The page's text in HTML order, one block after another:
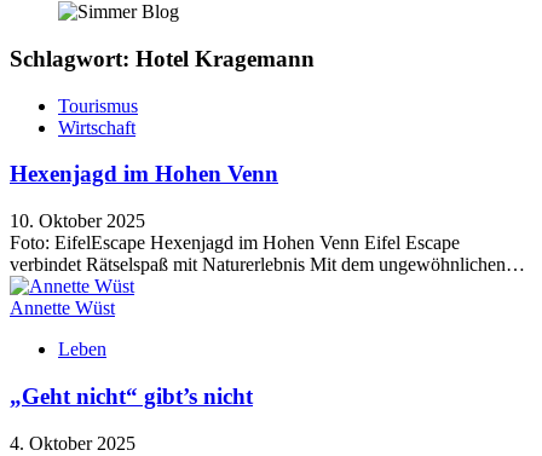
Schlagwort: Hotel Kragemann
Tourismus
Wirtschaft
Hexenjagd im Hohen Venn
10. Oktober 2025
Foto: EifelEscape Hexenjagd im Hohen Venn Eifel Escape
verbindet Rätselspaß mit Naturerlebnis Mit dem ungewöhnlichen…
Annette Wüst
Leben
„Geht nicht“ gibt’s nicht
4. Oktober 2025